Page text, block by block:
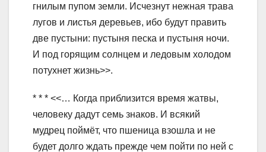
гнилым пупом земли. Исчезнут нежная трава
лугов и листья деревьев, ибо будут править
две пустыни: пустыня песка и пустыня ночи.
И под горящим солнцем и ледовым холодом
потухнет жизнь>>.
* * * <<… Когда приблизится время жатвы,
человеку дадут семь знаков. И всякий
мудрец поймёт, что пшеница взошла и не
будет долго ждать прежде чем пойти по ней с